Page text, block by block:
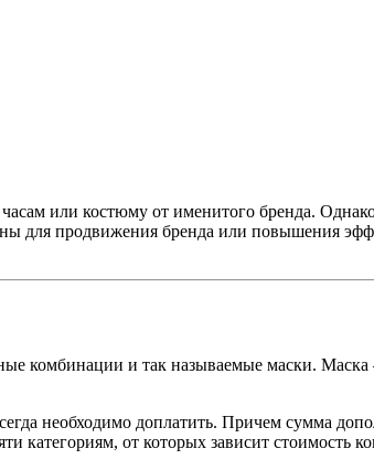
или костюму от именитого бренда.
для продвижения бренда или повышения
комбинации и так называемые маски. Маска
необходимо доплатить. Причем сумма
от которых зависит стоимость